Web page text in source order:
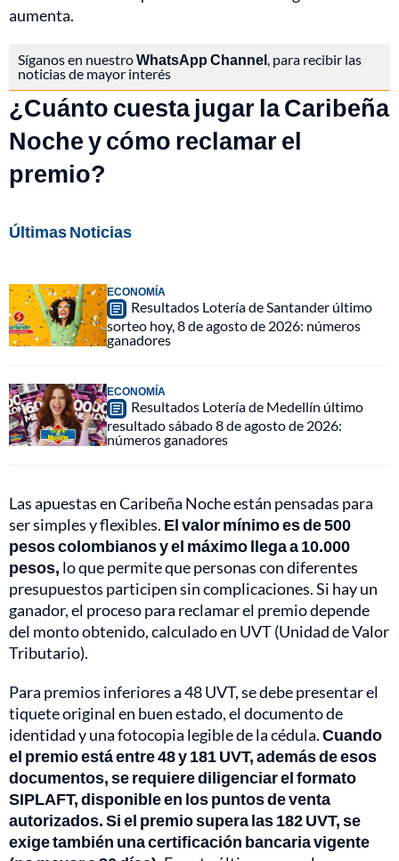
aumenta.
Síganos en nuestroWhatsApp Channel, para recibir las
noticias de mayor interés
¿Cuánto cuesta jugar la Caribeña
Noche y cómo reclamar el
premio?
Últimas Noticias
ECONOMÍA
Resultados Lotería de Santander último
sorteo hoy, 8 de agosto de 2026: números
ganadores
ECONOMÍA
Resultados Lotería de Medellín último
resultado sábado 8 de agosto de 2026:
números ganadores
Las apuestas en Caribeña Noche están pensadas para
ser simples y flexibles. El valor mínimo es de 500
pesos colombianos y el máximo llega a 10.000
pesos, lo que permite que personas con diferentes
presupuestos participen sin complicaciones. Si hay un
ganador, el proceso para reclamar el premio depende
del monto obtenido, calculado en UVT (Unidad de Valor
Tributario).
Para premios inferiores a 48 UVT, se debe presentar el
tiquete original en buen estado, el documento de
identidad y una fotocopia legible de la cédula.Cuando
el premio está entre 48 y 181 UVT, además de esos
documentos, se requiere diligenciar el formato
SIPLAFT, disponible en los puntos de venta
autorizados. Si el premio supera las 182 UVT, se
exige también una certificación bancaria vigente